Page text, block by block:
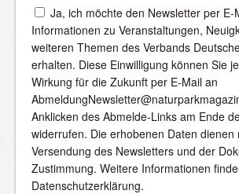
Ja, ich möchte den Newsletter per E-
Informationen zu Veranstaltungen,
weiteren Themen des Verbands
erhalten. Diese Einwilligung können Sie
Wirkung für die Zukunft per E-Mail an
Anklicken des Abmelde-Links am Ende
widerrufen. Die erhobenen Daten dienen
Versendung des Newsletters und der
Zustimmung. Weitere Informationen
Datenschutzerklärung.